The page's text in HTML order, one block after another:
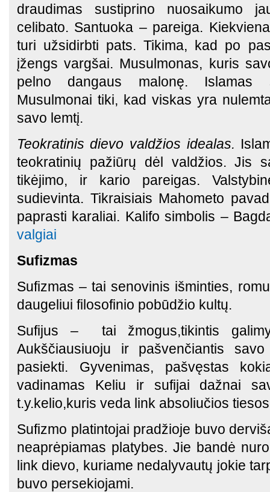
draudimas sustiprino nuosaikumo
celibato. Santuoka – pareiga.
turi užsidirbti pats. Tikima, kad po
įžengs vargšai. Musulmonas, kuris
pelno dangaus malonę. Islamas
Musulmonai tiki, kad viskas yra
savo lemtį.
Teokratinis dievo valdžios idealas.
teokratinių pažiūrų dėl valdžios. Jis
tikėjimo, ir kario pareigas.
sudievinta. Tikraisiais Mahometo
paprasti karaliai. Kalifo simbolis –
valgiai
Sufizmas
Sufizmas – tai senovinis išminties,
daugeliui filosofinio pobūdžio kultų.
Sufijus – tai žmogus,tikintis
Aukščiausiuoju ir pašvenčiantis
pasiekti. Gyvenimas, pašvęstas
vadinamas Keliu ir sufijai dažnai
t.y.kelio,kuris veda link absoliučios
Sufizmo platintojai pradžioje buvo
neaprėpiamas platybes. Jie bandė
link dievo, kuriame nedalyvautų jokie
buvo persekiojami.